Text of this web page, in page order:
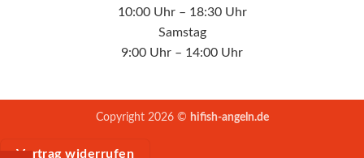
10:00 Uhr – 18:30 Uhr
Samstag
9:00 Uhr – 14:00 Uhr
Copyright 2026 © hifish-angeln.de
Vertrag widerrufen